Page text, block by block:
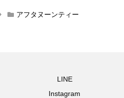
アフタヌーンティー
LINE
Instagram